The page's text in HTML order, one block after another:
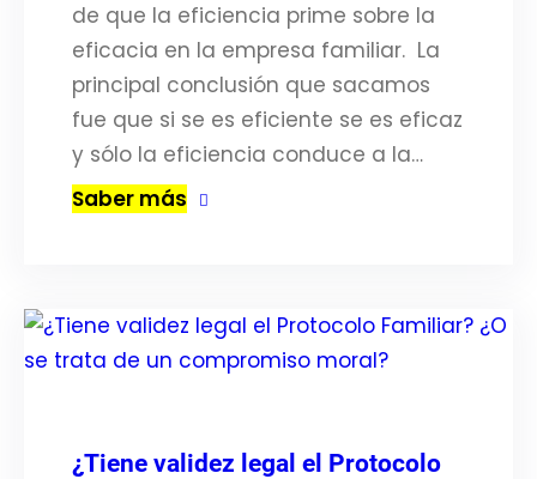
de que la eficiencia prime sobre la
eficacia en la empresa familiar. La
principal conclusión que sacamos
fue que si se es eficiente se es eficaz
y sólo la eficiencia conduce a la…
Saber más
¿Tiene validez legal el Protocolo